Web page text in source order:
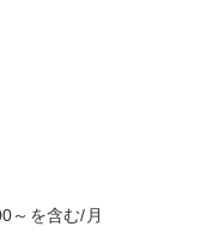
～を含む/月